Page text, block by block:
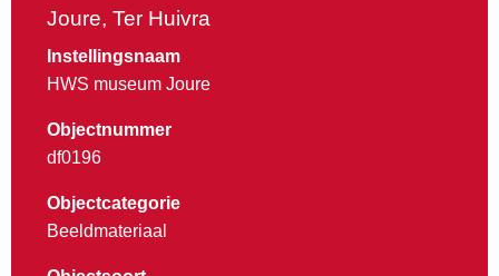
Joure, Ter Huivra
Instellingsnaam
HWS museum Joure
Objectnummer
df0196
Objectcategorie
Beeldmateriaal